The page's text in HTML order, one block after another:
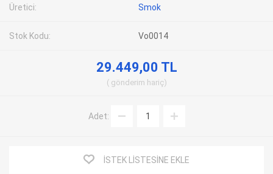
Üretici: Smok
Stok Kodu: Vo0014
29.449,00 TL
gönderim hariç
Adet:
İSTEK LISTESINE EKLE